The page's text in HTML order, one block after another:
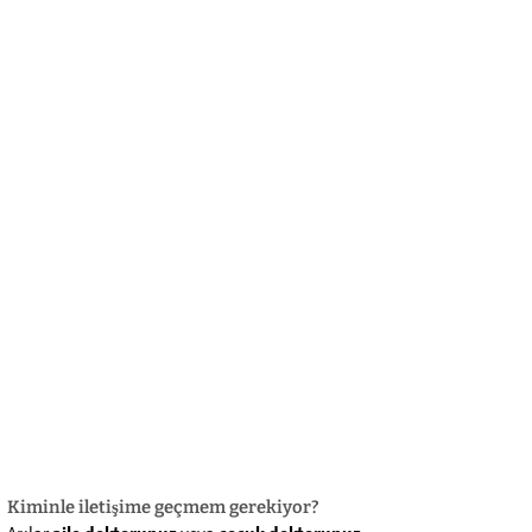
Kiminle iletişime geçmem gerekiyor?